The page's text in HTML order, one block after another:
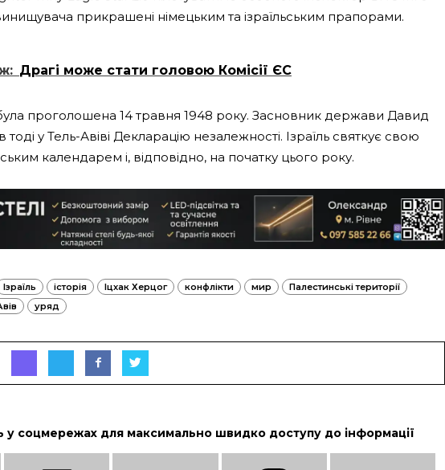
прикрашені німецьким та ізраїльським прапорами.
Драгі може стати головою Комісії ЄС
проголошена 14 травня 1948 року. Засновник держави Давид
тоді у Тель-Авіві Декларацію незалежності. Ізраїль святкує свою
календарем і, відповідно, на початку цього року.
Ізраїль історія Іцхак Херцог конфлікти мир
Палестинські території
уряд
у соцмережах для максимально швидко доступу до інформації